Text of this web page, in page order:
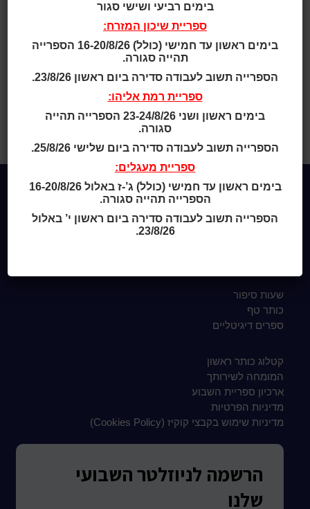
על מודל חדשני בחינוך שהושת בבית ספר כרמים.
מאת דוד חן.
Bibliographys>
Of The Future : A Design For A
Working Model – Keramim School
In Rishon Le Zion
Home
שעות סיפור
כותר טף
ספרים דיגיטליים
קטלוג כותר ראשון
המומחה לשירותך
ארכיון ספריית השבוע
מדיניות הפרטיות
מדיניות שימוש בקבצי קוקיז (Cookies Policy)
בימים רביעי ושישי סגור
ספריית שיכון המזרח:
בימים ראשון עד חמישי (כולל) 16-20/8/26 הספרייה
תהייה סגורה.
הספרייה תשוב לעבודה סדירה ביום ראשון 23/8/26.
ספריית רמת אליהו:
בימים ראשון ושני 23-24/8/26 הספרייה תהייה
סגורה.
הספרייה תשוב לעבודה סדירה ביום שלישי 25/8/26.
ספריית מעגלים:
בימים ראשון עד חמישי (כולל) ג’-ז באלול 16-20/8/26
הספרייה תהייה סגורה.
הספרייה תשוב לעבודה סדירה ביום ראשון י’ באלול
23/8/26.